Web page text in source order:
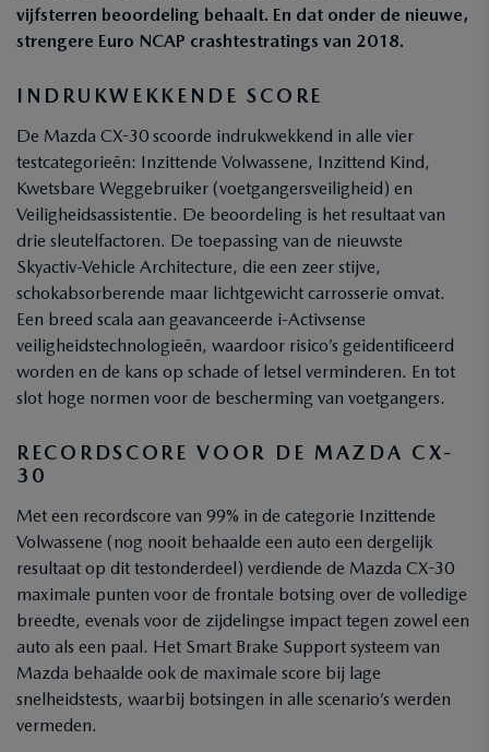
vijfsterren beoordeling behaalt. En dat onder de nieuwe,
strengere Euro NCAP crashtestratings van 2018.
INDRUKWEKKENDE SCORE
De Mazda CX-30 scoorde indrukwekkend in alle vier
testcategorieën: Inzittende Volwassene, Inzittend Kind,
Kwetsbare Weggebruiker (voetgangersveiligheid) en
Veiligheidsassistentie. De beoordeling is het resultaat van
drie sleutelfactoren. De toepassing van de nieuwste
Skyactiv-Vehicle Architecture, die een zeer stijve,
schokabsorberende maar lichtgewicht carrosserie omvat.
Een breed scala aan geavanceerde i-Activsense
veiligheidstechnologieën, waardoor risico’s geidentificeerd
worden en de kans op schade of letsel verminderen. En tot
slot hoge normen voor de bescherming van voetgangers.
RECORDSCORE VOOR DE MAZDA CX-
30
Met een recordscore van 99% in de categorie Inzittende
Volwassene (nog nooit behaalde een auto een dergelijk
resultaat op dit testonderdeel) verdiende de Mazda CX-30
maximale punten voor de frontale botsing over de volledige
breedte, evenals voor de zijdelingse impact tegen zowel een
auto als een paal. Het Smart Brake Support systeem van
Mazda behaalde ook de maximale score bij lage
snelheidstests, waarbij botsingen in alle scenario’s werden
vermeden.